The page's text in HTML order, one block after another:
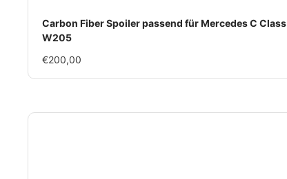
Carbon Fiber Spoiler passend für Mercedes C Class
W205
Im
€200,00